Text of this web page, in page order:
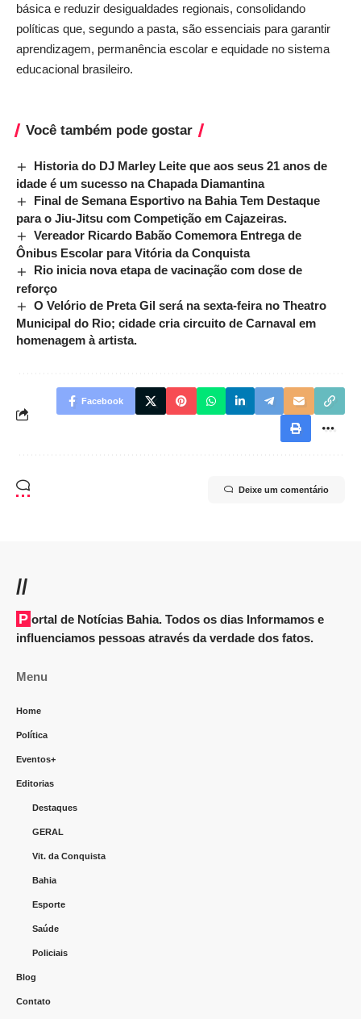
básica e reduzir desigualdades regionais, consolidando
políticas que, segundo a pasta, são essenciais para garantir
aprendizagem, permanência escolar e equidade no sistema
educacional brasileiro.
Você também pode gostar
Historia do DJ Marley Leite que aos seus 21 anos de
idade é um sucesso na Chapada Diamantina
Final de Semana Esportivo na Bahia Tem Destaque
para o Jiu-Jitsu com Competição em Cajazeiras.
Vereador Ricardo Babão Comemora Entrega de
Ônibus Escolar para Vitória da Conquista
Rio inicia nova etapa de vacinação com dose de
reforço
O Velório de Preta Gil será na sexta-feira no Theatro
Municipal do Rio; cidade cria circuito de Carnaval em
homenagem à artista.
Facebook
Deixe um comentário
//
Portal de Notícias Bahia. Todos os dias Informamos e
influenciamos pessoas através da verdade dos fatos.
Menu
Home
Política
Eventos+
Editorias
Destaques
GERAL
Vit. da Conquista
Bahia
Esporte
Saúde
Policiais
Blog
Contato